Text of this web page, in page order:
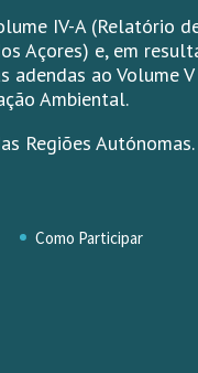
IV-A (Relatório
Açores) e, em
adendas ao Volume
Ambiental.
Regiões Autónomas.
Como Participar